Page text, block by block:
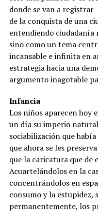
donde se van a registrar
de la conquista de una
entendiendo ciudadanía
sino como un tema
incansable e infinita en
estrategia hacia una
argumento inagotable
Infancia
Los niños aparecen hoy
un día su imperio
sociabilización que
que ahora se les
que la caricatura que de
Acuartelándolos en la
concentrándolos en
consumo y la estupidez,
permanentemente, los